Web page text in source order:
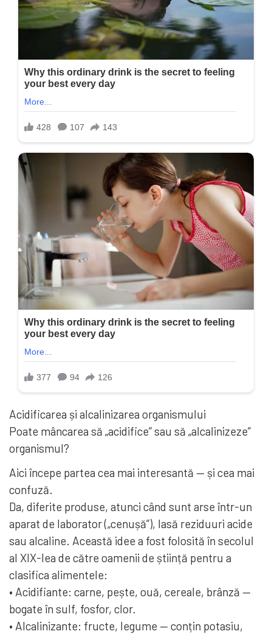
Acidificarea și alcalinizarea organismului
Poate mâncarea să „acidifice” sau să „alcalinizeze”
organismul?
Aici începe partea cea mai interesantă — și cea mai
confuză.
Da, diferite produse, atunci când sunt arse într-un
aparat de laborator („cenușă”), lasă reziduuri acide
sau alcaline. Această idee a fost folosită în secolul
al XIX-lea de către oamenii de știință pentru a
clasifica alimentele:
• Acidifiante: carne, pește, ouă, cereale, brânză —
bogate în sulf, fosfor, clor.
• Alcalinizante: fructe, legume — conțin potasiu,